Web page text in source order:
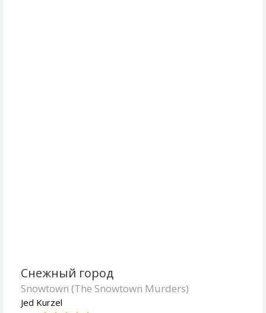
Снежный город
Snowtown (The Snowtown Murders)
Jed Kurzel